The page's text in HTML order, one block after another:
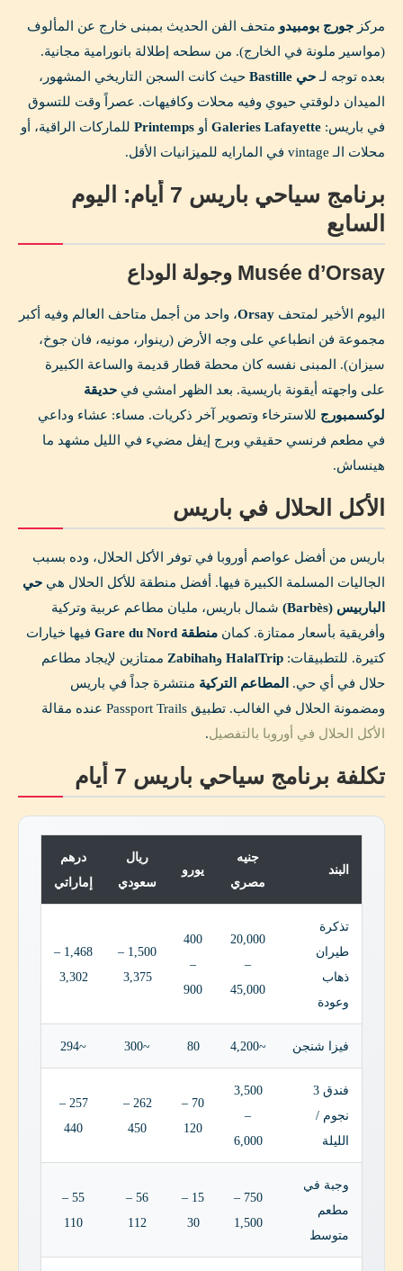
مركز جورج بومبيدو متحف الفن الحديث بمبنى خارج عن المألوف
(مواسير ملونة في الخارج). من سطحه إطلالة بانورامية مجانية.
بعده توجه لـ حي Bastille
حيث كانت السجن التاريخي المشهور،
الميدان دلوقتي حيوي وفيه محلات وكافيهات. عصراً وقت للتسوق
في باريس: Galeries Lafayette أو Printemps للماركات الراقية، أو
محلات الـ vintage في المارايه للميزانيات الأقل.
برنامج سياحي باريس 7 أيام: اليوم
السابع
Musée d’Orsay وجولة الوداع
اليوم الأخير لمتحف Orsay، واحد من أجمل متاحف العالم وفيه أكبر
مجموعة فن انطباعي على وجه الأرض (رينوار، مونيه، فان جوخ،
سيزان). المبنى نفسه كان محطة قطار قديمة والساعة الكبيرة
على واجهته أيقونة باريسية. بعد الظهر امشي في حديقة
لوكسمبورج للاسترخاء وتصوير آخر ذكريات. مساء: عشاء وداعي
في مطعم فرنسي حقيقي وبرج إيفل مضيء في الليل مشهد ما
هينساش.
الأكل الحلال في باريس
باريس من أفضل عواصم أوروبا في توفر الأكل الحلال، وده بسبب
الجاليات المسلمة الكبيرة فيها. أفضل منطقة للأكل الحلال هي حي
الباربيس (Barbès)
شمال باريس، مليان مطاعم عربية وتركية
وأفريقية بأسعار ممتازة. كمان منطقة Gare du Nord
فيها خيارات
كتيرة. للتطبيقات: HalalTrip وZabihah ممتازين لإيجاد مطاعم
حلال في أي حي.
المطاعم التركية منتشرة جداً في باريس
ومضمونة الحلال في الغالب. تطبيق Passport Trails عنده مقالة
الأكل الحلال في أوروبا بالتفصيل.
تكلفة برنامج سياحي باريس 7 أيام
البند
جنيه
مصري
يورو
ريال
سعودي
درهم
إماراتي
تذكرة
طيران
ذهاب
وعودة
20,000
–
45,000
400
–
900
1,500 –
3,375
1,468 –
3,302
فيزا شنجن ~4,200
80
~300
~294
فندق 3
نجوم /
الليلة
3,500
–
6,000
70 –
120
262 –
450
257 –
440
وجبة في
مطعم
متوسط
750 –
1,500
15 –
30
56 –
112
55 –
110